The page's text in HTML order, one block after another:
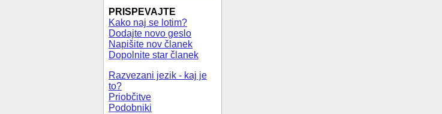
PRISPEVAJTE
Kako naj se lotim?
Dodajte novo geslo
Napišite nov članek
Dopolnite star članek
Razvezani jezik - kaj je
to?
Priobčitve
Podobniki